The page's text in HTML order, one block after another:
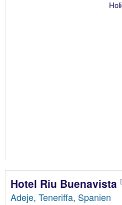
Hotel Riu Buenavista
Adeje, Teneriffa, Spanien